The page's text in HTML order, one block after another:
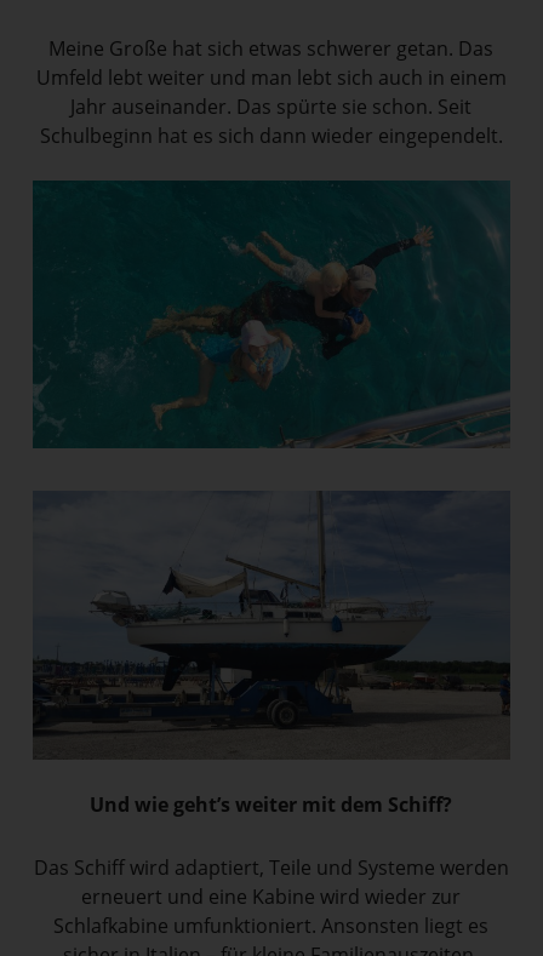
Meine Große hat sich etwas schwerer getan. Das
Umfeld lebt weiter und man lebt sich auch in einem
Jahr auseinander. Das spürte sie schon. Seit
Schulbeginn hat es sich dann wieder eingependelt.
Und wie geht’s weiter mit dem Schiff?
Das Schiff wird adaptiert, Teile und Systeme werden
erneuert und eine Kabine wird wieder zur
Schlafkabine umfunktioniert. Ansonsten liegt es